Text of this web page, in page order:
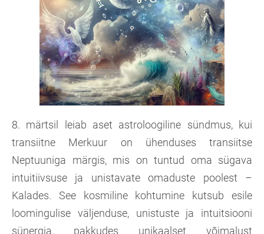
8. märtsil leiab aset astroloogiline sündmus, kui
transiitne Merkuur on ühenduses transiitse
Neptuuniga märgis, mis on tuntud oma sügava
intuitiivsuse ja unistavate omaduste poolest –
Kalades. See kosmiline kohtumine kutsub esile
loomingulise väljenduse, unistuste ja intuitsiooni
sünergia, pakkudes unikaalset võimalust